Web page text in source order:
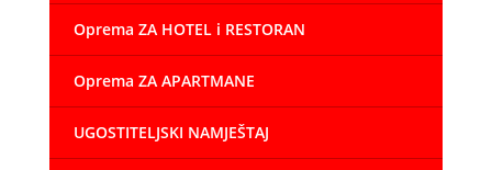
Oprema ZA HOTEL i RESTORAN
Oprema ZA APARTMANE
UGOSTITELJSKI NAMJEŠTAJ